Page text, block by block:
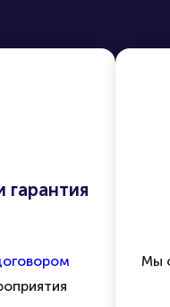
гарантия
Мы